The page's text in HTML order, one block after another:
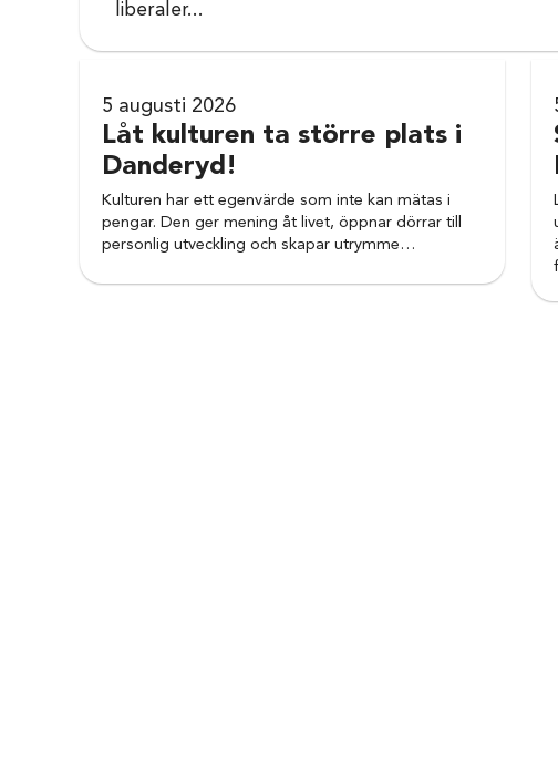
liberaler...
5 augusti 2026
Låt kulturen ta större plats i
Danderyd!
Kulturen har ett egenvärde som inte kan mätas i
pengar. Den ger mening åt livet, öppnar dörrar till
personlig utveckling och skapar utrymme…